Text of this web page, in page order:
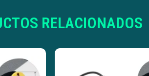
RELACIONADOS